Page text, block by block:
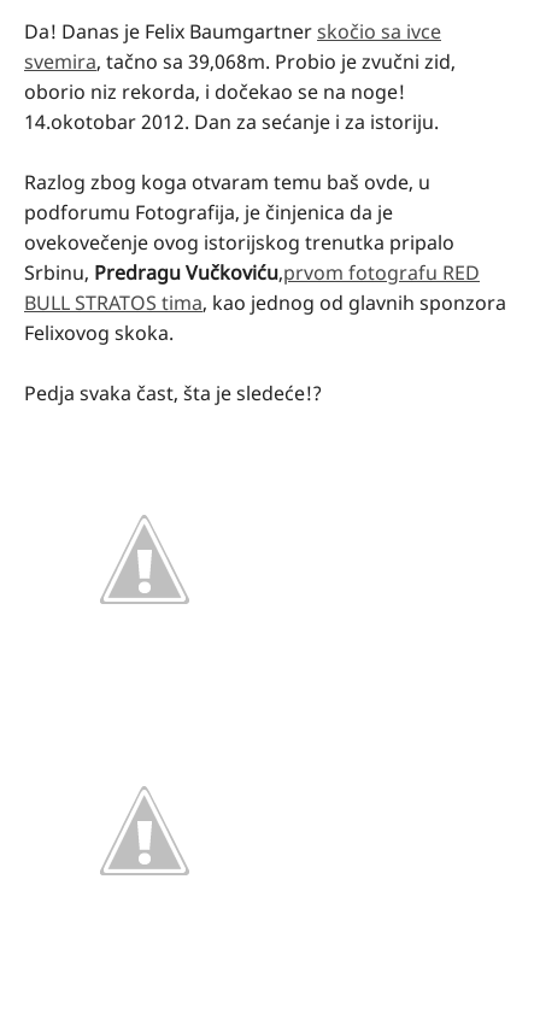
Da! Danas je Felix Baumgartnerskočio sa ivce
svemira, tačno sa 39,068m. Probio je zvučni zid,
oborio niz rekorda, i dočekao se na noge!
14.okotobar 2012. Dan za sećanje i za istoriju.
Razlog zbog koga otvaram temu baš ovde, u
podforumu Fotografija, je činjenica da je
ovekovečenje ovog istorijskog trenutka pripalo
Srbinu, Predragu Vučkoviću,prvom fotografu RED
BULL STRATOS tima, kao jednog od glavnih sponzora
Felixovog skoka.
Pedja svaka čast, šta je sledeće!?